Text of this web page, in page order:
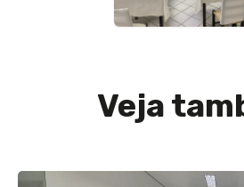
Veja